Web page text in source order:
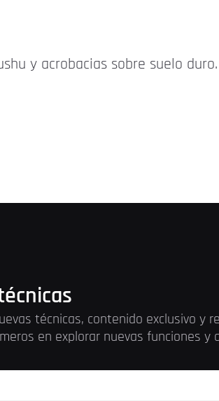
y acrobacias sobre suelo
técnicas, contenido exclusivo y
en explorar nuevas funciones y